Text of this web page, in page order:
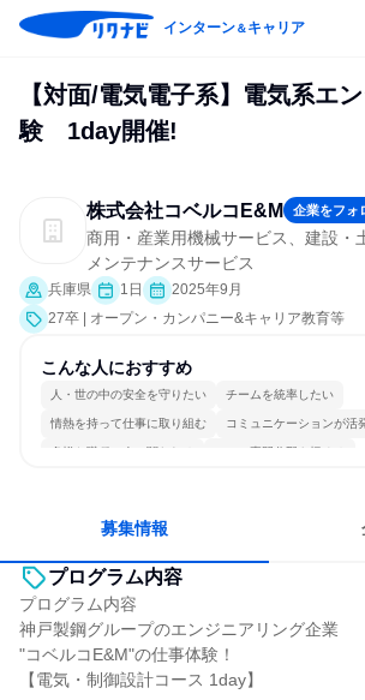
インターン＆キャリア
【対面/電気電子系】電気系エ
験 1day開催!
株式会社コベルコE&M 企業をフォ
商用・産業用機械サービス、建設・
メンテナンスサービス
兵庫県 1日
2025年9月
27卒 | オープン・カンパニー&キャリア教育等
こんな人におすすめ
人・世の中の安全を守りたい チームを統率したい
情熱を持って仕事に取り組む コミュニケーションが活
多様な職種の人と関われる 一つの専門分野を極める
募集情報
プログラム内容
プログラム内容
神戸製鋼グループのエンジニアリング企業
"コベルコE&M"の仕事体験！
【電気・制御設計コース 1day】